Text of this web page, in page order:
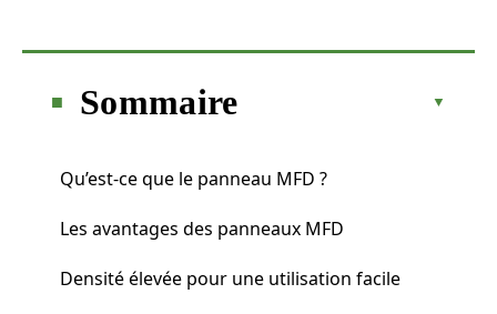
Sommaire
Qu’est-ce que le panneau MFD ?
Les avantages des panneaux MFD
Densité élevée pour une utilisation facile